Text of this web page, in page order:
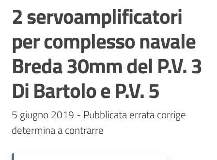
Stazioni
appaltanti
Contatti
Salta al contenuto
2 servoamplificatori
per complesso navale
Breda 30mm del P.V. 3
Di Bartolo e P.V. 5
5 giugno 2019 - Pubblicata errata corrige
determina a contrarre